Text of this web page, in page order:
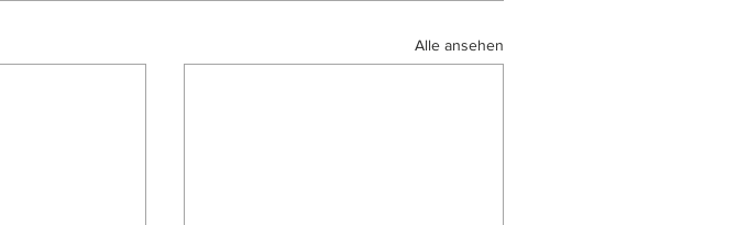
Alle ansehen